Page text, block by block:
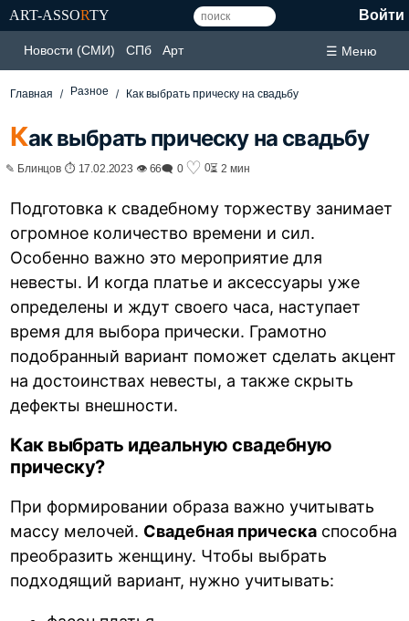
ART-ASSORTY Войти
Новости (СМИ) СПб Арт ☰ Меню
Главная Разное Как выбрать прическу на свадьбу
Как выбрать прическу на свадьбу
✎ Блинцов ⏱ 17.02.2023 👁 66🗨 0 ♡ 0⏳ 2 мин
Подготовка к свадебному торжеству занимает
огромное количество времени и сил.
Особенно важно это мероприятие для
невесты. И когда платье и аксессуары уже
определены и ждут своего часа, наступает
время для выбора прически. Грамотно
подобранный вариант поможет сделать акцент
на достоинствах невесты, а также скрыть
дефекты внешности.
Как выбрать идеальную свадебную
прическу?
При формировании образа важно учитывать
массу мелочей. Свадебная прическа способна
преобразить женщину. Чтобы выбрать
подходящий вариант, нужно учитывать: